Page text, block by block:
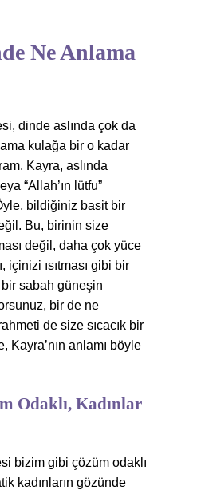
Ne Anlama
dinde aslında çok da
kulağa bir o kadar
Kayra, aslında
“Allah’ın lütfu”
bildiğiniz basit bir
Bu, birinin size
değil, daha çok yüce
içinizi ısıtması gibi bir
sabah güneşin
bir de ne
de size sıcacık bir
Kayra’nın anlamı böyle
Odaklı, Kadınlar
bizim gibi çözüm odaklı
kadınların gözünde